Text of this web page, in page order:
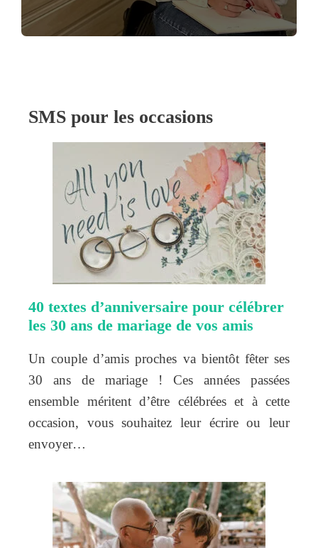
SMS pour les occasions
40 textes d’anniversaire pour célébrer
les 30 ans de mariage de vos amis
Un couple d’amis proches va bientôt fêter ses
30 ans de mariage ! Ces années passées
ensemble méritent d’être célébrées et à cette
occasion, vous souhaitez leur écrire ou leur
envoyer…